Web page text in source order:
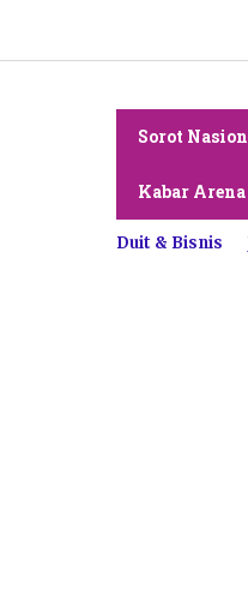
konten
Sorot
Kabar Arena
Duit & Bisnis